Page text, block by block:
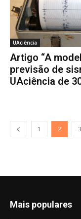
UAciência
Artigo “A
previsão de
UAciência de
1 2 3
Mais populares